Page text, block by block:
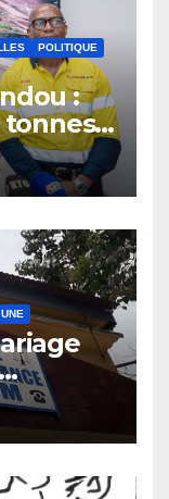
POLITIQUE
:
tonnes
UNE